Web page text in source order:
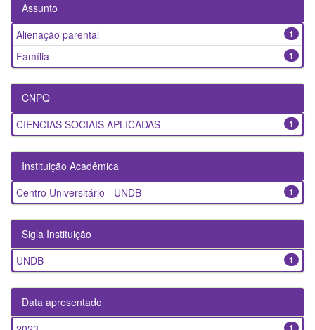
Assunto
1
Alienação parental
1
Família
CNPQ
1
CIENCIAS SOCIAIS APLICADAS
Instituição Acadêmica
1
Centro Universitário - UNDB
Sigla Instituição
1
UNDB
Data apresentado